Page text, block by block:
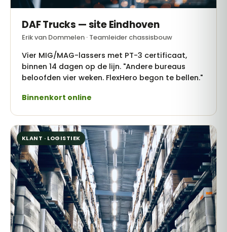
DAF Trucks — site Eindhoven
Erik van Dommelen · Teamleider chassisbouw
Vier MIG/MAG-lassers met PT-3 certificaat,
binnen 14 dagen op de lijn. "Andere bureaus
beloofden vier weken. FlexHero begon te bellen."
Binnenkort online
KLANT · LOGISTIEK